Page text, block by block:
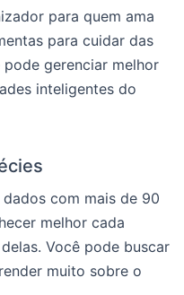
para quem ama
para cuidar das
gerenciar melhor
inteligentes do
com mais de 90
melhor cada
Você pode buscar
muito sobre o